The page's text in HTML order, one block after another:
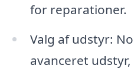
for reparationer.
Valg af udstyr:
avanceret